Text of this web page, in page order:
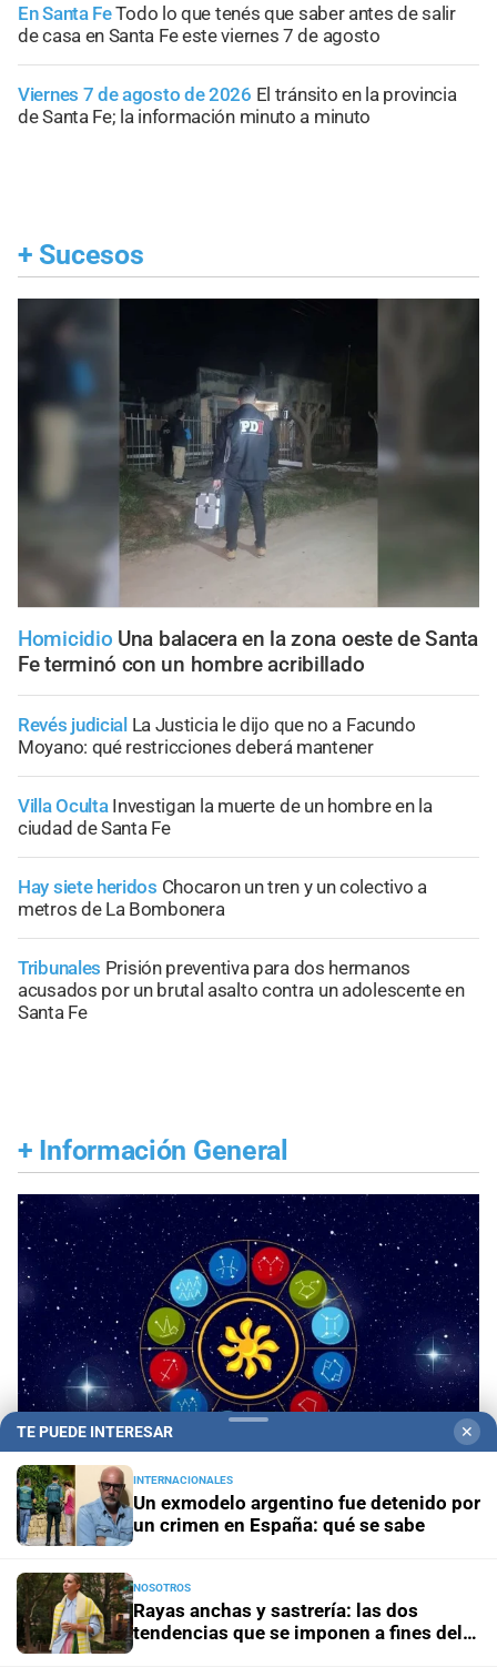
En Santa FeTodo lo que tenés que saber antes de salir
de casa en Santa Fe este viernes 7 de agosto
Viernes 7 de agosto de 2026 El tránsito en la provincia
de Santa Fe; la información minuto a minuto
+ Sucesos
Homicidio Una balacera en la zona oeste de Santa
Fe terminó con un hombre acribillado
Revés judicial La Justicia le dijo que no a Facundo
Moyano: qué restricciones deberá mantener
Villa Oculta Investigan la muerte de un hombre en la
ciudad de Santa Fe
Hay siete heridos Chocaron un tren y un colectivo a
metros de La Bombonera
Tribunales Prisión preventiva para dos hermanos
acusados por un brutal asalto contra un adolescente en
Santa Fe
+ Información General
Panorama astrológico Horóscopo de hoy 8 de
Horóscopo del díaHoróscopo de hoy para Piscis: 08 de
agosto de 2026
TE PUEDE INTERESAR ✕
INTERNACIONALES
Un exmodelo argentino fue detenido por
un crimen en España: qué se sabe
NOSOTROS
Rayas anchas y sastrería: las dos
tendencias que se imponen a fines del